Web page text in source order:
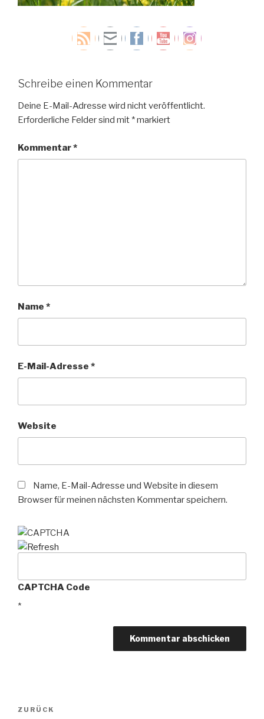
Schreibe einen Kommentar
Deine E-Mail-Adresse wird nicht veröffentlicht.
Erforderliche Felder sind mit *markiert
Kommentar*
Name *
E-Mail-Adresse *
Website
Name, E-Mail-Adresse und Website in diesem
Browser für meinen nächsten Kommentar speichern.
CAPTCHA Code
*
Beitragsnavigation
Vorheriger
ZURÜCK